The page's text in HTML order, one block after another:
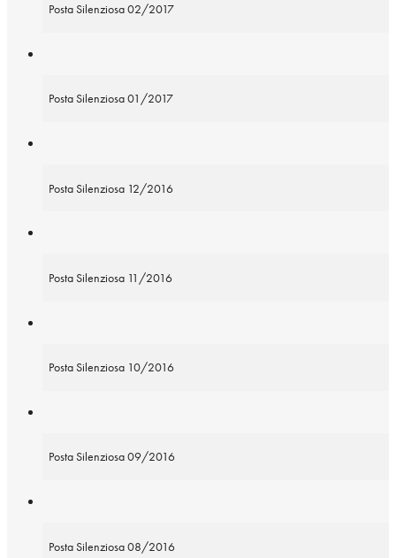
Posta Silenziosa 02/2017
Posta Silenziosa 01/2017
Posta Silenziosa 12/2016
Posta Silenziosa 11/2016
Posta Silenziosa 10/2016
Posta Silenziosa 09/2016
Posta Silenziosa 08/2016